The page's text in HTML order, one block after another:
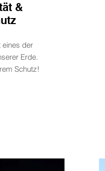
&
eines der
Erde.
Schutz!